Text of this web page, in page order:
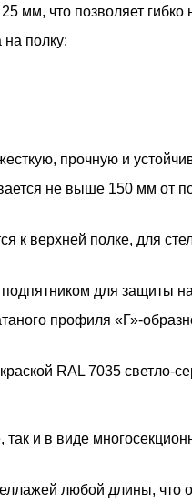
мм, что позволяет
полку:
прочную и
не выше 150 мм от
к верхней полке, для
для защиты
профиля «Г»-
RAL 7035 светло-
и в виде
любой длины, что